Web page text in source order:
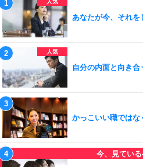
あなたが今、それを
自分の内面と向き合
かっこいい職ではな